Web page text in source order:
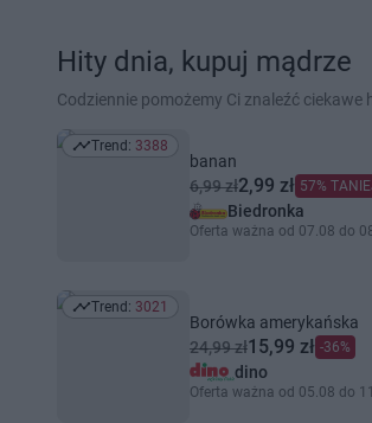
Hity dnia, kupuj mądrze
Codziennie pomożemy Ci znaleźć
Trend: 3388
Trend: 3388
banan
6,99 zł2,99 zł 57%
Biedronka
Oferta ważna od 07.08 do
Trend: 3021
Trend: 3021
Borówka amerykańska
24,99 zł15,99 zł -36%
dino
Oferta ważna od 05.08 do